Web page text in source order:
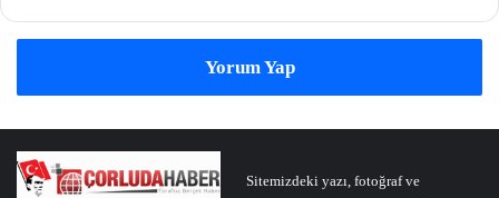
Yorum Yap
Sitemizdeki yazı, fotoğraf ve